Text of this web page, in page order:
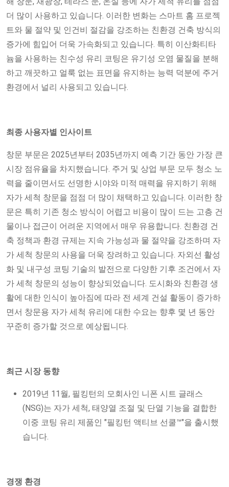
더 많이 사용하고 있습니다. 이러한 변화는 스마트 홈 프로젝
트와 물 절약 및 인건비 절감을 강조하는 친환경 건축 방식의
증가에 힘입어 더욱 가속화되고 있습니다. 특히 이산화티타
늄을 사용하는 친수성 유리 코팅은 유기성 오염 물질을 분해
하고 깨끗하고 얼룩 없는 표면을 유지하는 능력 덕분에 주거
환경에서 널리 사용되고 있습니다.
최종 사용자별 인사이트
창문 부문은 2025년부터 2035년까지 예측 기간 동안 가장 큰
시장 점유율을 차지했습니다. 주거 및 상업 부문 모두 청소 노
력을 줄이면서도 선명한 시야와 미적 매력을 유지하기 위해
자가 세척 창문을 점점 더 많이 채택하고 있습니다. 이러한 창
문은 특히 기존 청소 방식이 어렵고 비용이 많이 드는 고층 건
물이나 접근이 어려운 지역에서 매우 유용합니다. 친환경 건
축 정책과 환경 규제는 지속 가능성과 물 절약을 강조하며 자
가 세척 창문의 사용을 더욱 장려하고 있습니다. 자외선 활성
화 및 내구성 코팅 기술의 발전으로 다양한 기후 조건에서 자
가 세척 창문의 성능이 향상되었습니다. 도시화와 친환경 생
활에 대한 인식이 높아짐에 따라 전 세계 건설 활동이 증가하
면서 창문용 자가 세척 유리에 대한 수요는 향후 몇 년 동안
꾸준히 증가할 것으로 예상됩니다.
최근 시장 동향
2019년 11월, 필킹턴의 모회사인 니폰 시트 글래스
(NSG)는 자가 세척, 태양열 조절 및 단열 기능을 결합한
이중 코팅 유리 제품인 "필킹턴 액티브 선쿨™"을 출시했
습니다.
경쟁 환경